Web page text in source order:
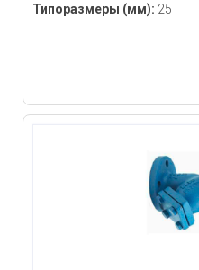
Типоразмеры (мм): 25